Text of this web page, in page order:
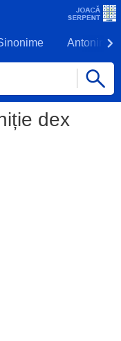
Antonime
dex